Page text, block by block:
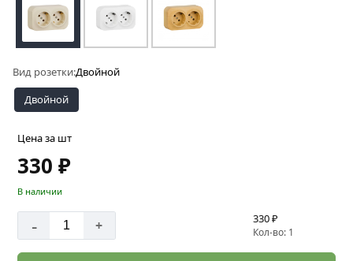
Вид розетки:Двойной
Двойной
Цена за шт
330 ₽
В наличии
- + 330 ₽
Кол-во: 1